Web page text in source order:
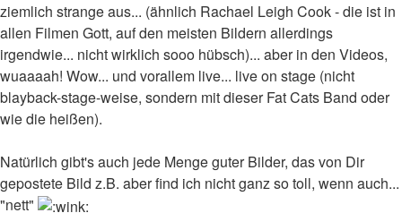
ziemlich strange aus... (ähnlich Rachael Leigh Cook - die ist in
allen Filmen Gott, auf den meisten Bildern allerdings
irgendwie... nicht wirklich sooo hübsch)... aber in den Videos,
wuaaaah! Wow... und vorallem live... live on stage (nicht
blayback-stage-weise, sondern mit dieser Fat Cats Band oder
wie die heißen).
Natürlich gibt's auch jede Menge guter Bilder, das von Dir
gepostete Bild z.B. aber find ich nicht ganz so toll, wenn auch...
"nett"